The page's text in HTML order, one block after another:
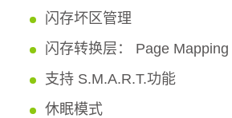
闪存坏区管理
闪存转换层： Page Mapping
支持 S.M.A.R.T.功能
休眠模式